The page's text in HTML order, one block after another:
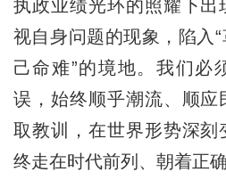
执政业绩光环的照耀下出
视自身问题的现象，陷入
己命难”的境地。我们必
误，始终顺乎潮流、顺应
取教训，在世界形势深
终走在时代前列、朝着正确